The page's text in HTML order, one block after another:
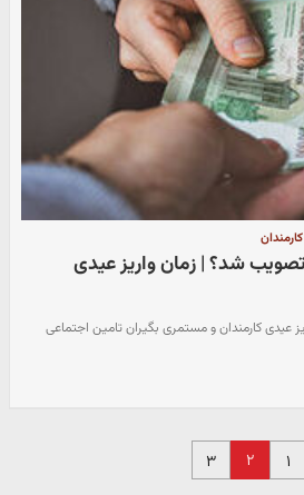
شد؟ | زمان واریز عیدی
عیدی کارمندان و مستمری بگیران تامین اجتماعی
۱ ۲ ۳